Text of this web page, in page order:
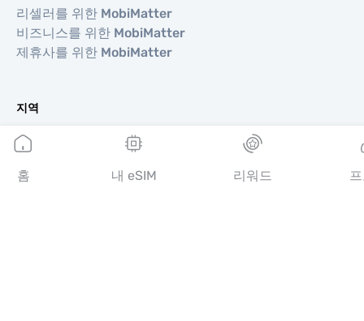
리셀러를 위한 MobiMatter
비즈니스를 위한 MobiMatter
제휴사를 위한 MobiMatter
지역
유럽 eSIM
아시아 eSIM
아메리카 eSIM
홈 내 eSIM 리워드